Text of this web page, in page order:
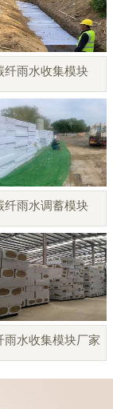
纤雨水收集模块
纤雨水调蓄模块
雨水收集模块厂家